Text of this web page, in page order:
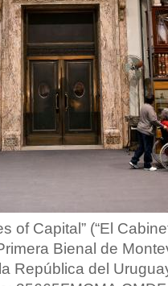
of Capital” (“El
Bienal de
República del